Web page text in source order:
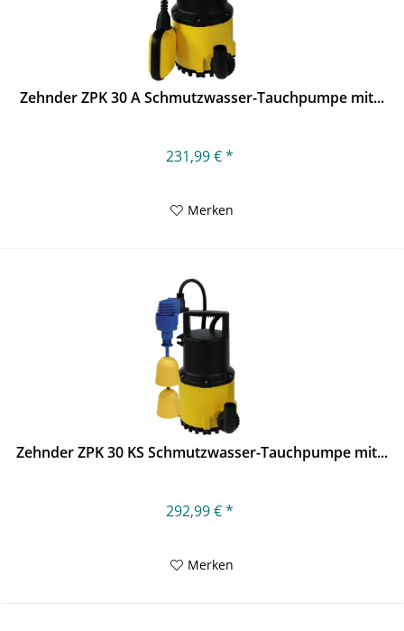
Zehnder ZPK 30 A Schmutzwasser-Tauchpumpe mit...
231,99 € *
Merken
Zehnder ZPK 30 KS Schmutzwasser-Tauchpumpe mit...
292,99 € *
Merken